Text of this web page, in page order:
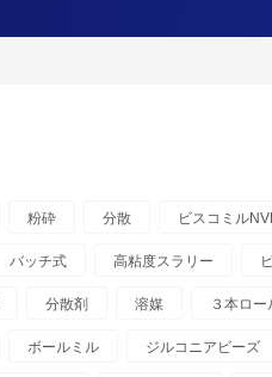
粉砕 分散 ビスコミル
バッチ式 高粘度スラリー
分散剤 溶媒 ３本ロー
ボールミル ジルコニアビーズ